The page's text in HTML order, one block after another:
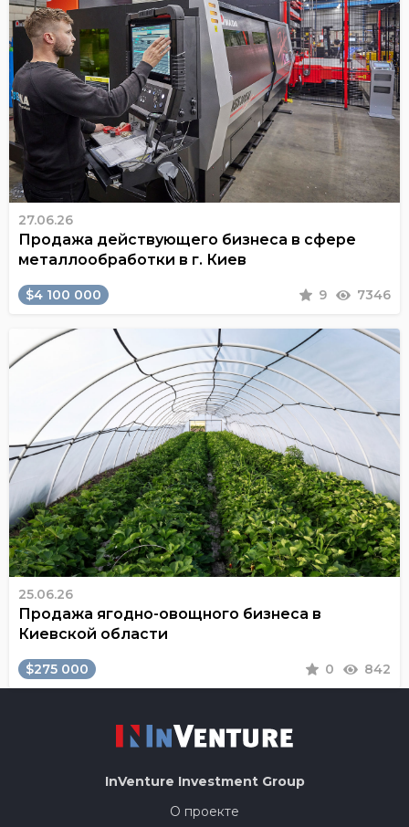
27.06.26
Продажа действующего бизнеса в сфере
металлообработки в г. Киев
$4 100 000 9 7346
25.06.26
Продажа ягодно-овощного бизнеса в
Киевской области
$275 000 0 842
InVenture Investment Group
О проекте